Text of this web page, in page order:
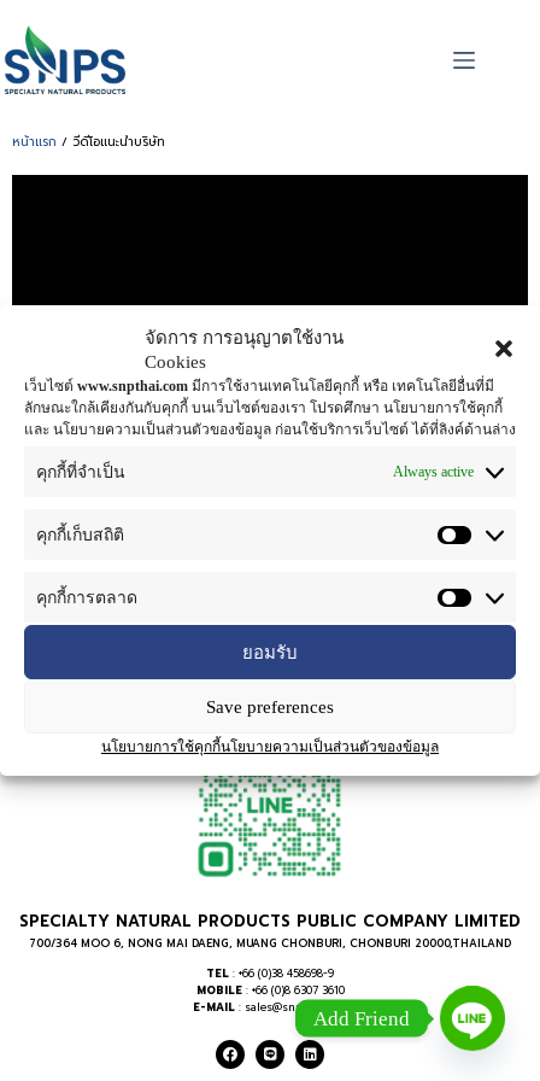
จัดการ การอนุญาตใช้งาน
Cookies
เว็บไซต์ www.snpthai.com มีการใช้งานเทคโนโลยีคุกกี้ หรือ เทคโนโลยีอื่นที่มี
ลักษณะใกล้เคียงกันกับคุกกี้ บนเว็บไซต์ของเรา โปรดศึกษา นโยบายการใช้คุกกี้
และ นโยบายความเป็นส่วนตัวของข้อมูล ก่อนใช้บริการเว็บไซต์ ได้ที่ลิงค์ด้านล่าง
คุกกี้ที่จำเป็น Always active
คุกกี้เก็บสถิติ
คุกกี้การตลาด
ยอมรับ
Save preferences
นโยบายการใช้คุกกี้นโยบายความเป็นส่วนตัวของข้อมูล
หน้าแรก / วีดีโอแนะนำบริษัท
SPECIALTY NATURAL PRODUCTS PUBLIC COMPANY LIMITED
700/364 MOO 6, NONG MAI DAENG, MUANG CHONBURI, CHONBURI 20000,THAILAND
TEL : +66 (0)38 458698-9
MOBILE: +66 (0)8 6307 3610
E-MAIL: sales@snpthai.comAdd Friend